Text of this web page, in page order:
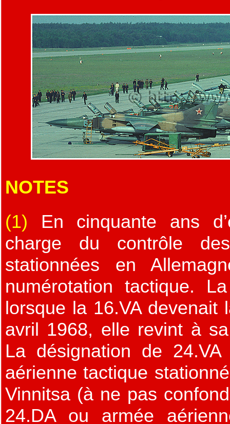
NOTES
(1) En cinquante ans
charge du contrôle
stationnées en
numérotation tactique.
lorsque la 16.VA devenait
avril 1968, elle revint à
La désignation de
aérienne tactique
Vinnitsa (à ne pas
24.DA ou armée